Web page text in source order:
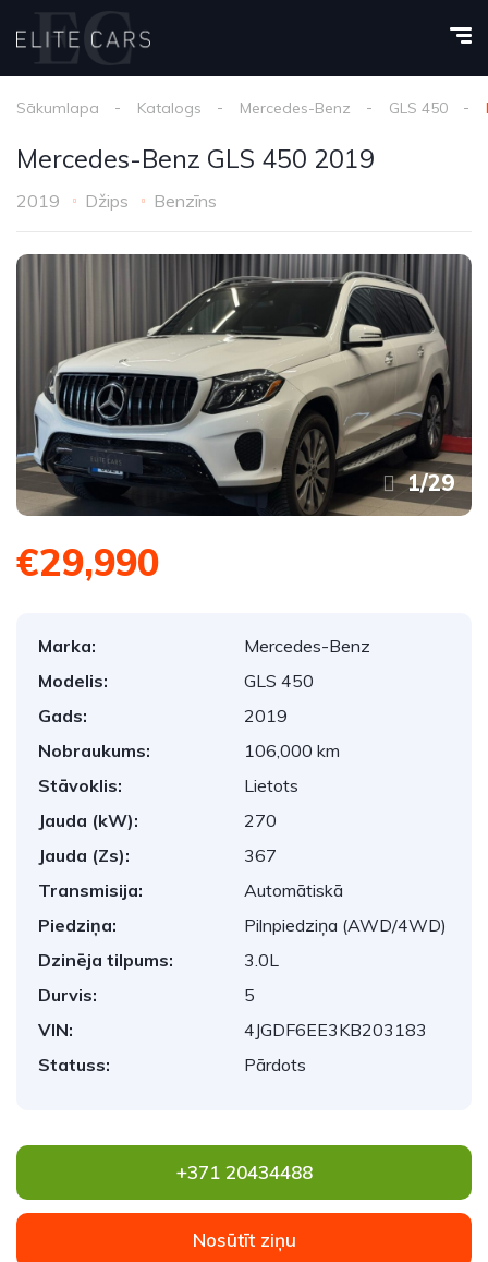
Sākumlapa Katalogs Mercedes-Benz GLS 450
Mercedes-Benz GLS 450 2019
2019 Džips Benzīns
1/29
€29,990
Marka:
Mercedes-Benz
Modelis:
GLS 450
Gads:
2019
Nobraukums:
106,000 km
Stāvoklis:
Lietots
Jauda (kW):
270
Jauda (Zs):
367
Transmisija:
Automātiskā
Piedziņa:
Pilnpiedziņa (AWD/4WD)
Dzinēja tilpums:
3.0L
Durvis:
5
VIN:
4JGDF6EE3KB203183
Statuss:
Pārdots
+371 20434488
Nosūtīt ziņu